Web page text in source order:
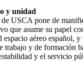
y unidad
USCA pone de
que asume su papel
espacio aéreo español,
trabajo y de formación
y el servicio